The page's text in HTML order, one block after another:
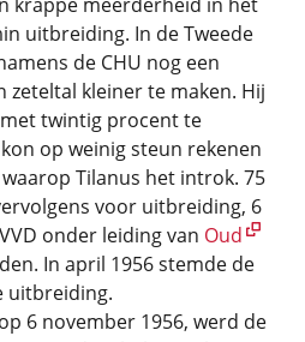
uitbreiding. In de Tweede
de CHU nog een
zeteltal kleiner te maken. Hij
twintig procent te
op weinig steun rekenen
Tilanus het introk. 75
voor uitbreiding, 6
onder leiding van Oud
In april 1956 stemde de
uitbreiding.
6 november 1956, werd de